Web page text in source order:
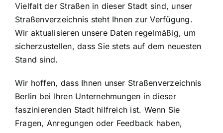
Vielfalt der Straßen in dieser Stadt sind, unser
Straßenverzeichnis steht Ihnen zur Verfügung.
Wir aktualisieren unsere Daten regelmäßig, um
sicherzustellen, dass Sie stets auf dem neuesten
Stand sind.
Wir hoffen, dass Ihnen unser Straßenverzeichnis
Berlin bei Ihren Unternehmungen in dieser
faszinierenden Stadt hilfreich ist. Wenn Sie
Fragen, Anregungen oder Feedback haben,